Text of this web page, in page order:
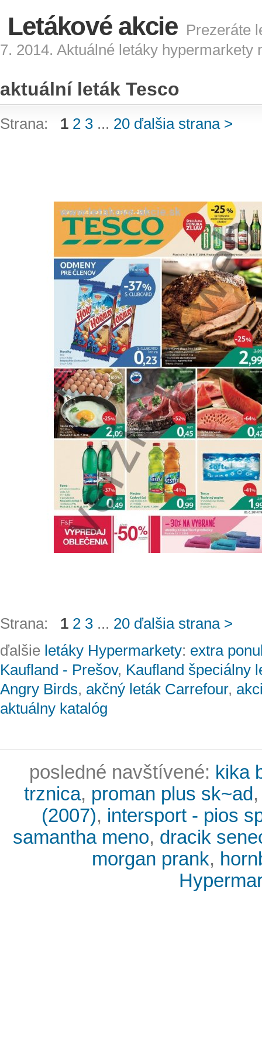
Letákové akcie Prezeráte
7. 2014. Aktuálné letáky
aktuální leták Tesco
Strana: 1 2 3 ... 20 ďalšia strana >
Strana: 1 2 3 ... 20 ďalšia strana >
ďalšie letáky Hypermarkety: extra
Kaufland - Prešov, Kaufland špeciálny
Angry Birds, akčný leták Carrefour,
aktuálny katalóg
posledné navštívené: kika
trznica, proman plus sk~ad
(2007), intersport - pios
samantha meno, dracik
morgan prank,